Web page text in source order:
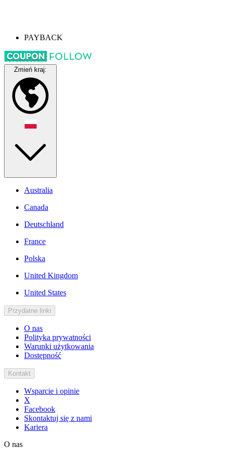
PAYBACK
Zmień kraj:
Australia
Canada
Deutschland
France
Polska
United Kingdom
United States
Przydatne linki
O nas
Polityka prywatności
Warunki użytkowania
Dostępność
Kontakt
Wsparcie i opinie
X
Facebook
Skontaktuj się z nami
Kariera
O nas